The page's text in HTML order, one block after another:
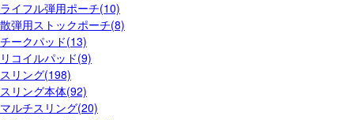
ライフル弾用ポーチ(10)
散弾用ストックポーチ(8)
チークパッド(13)
リコイルパッド(9)
スリング(198)
スリング本体(92)
マルチスリング(20)